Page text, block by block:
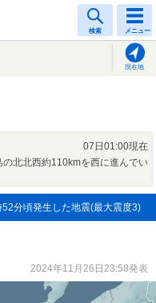
検索 メニュー
現在地
07日01:00現在
北北西約110kmを西に進んでい
52分頃発生した地震(最大震度3)
2024年11月26日23:58発表